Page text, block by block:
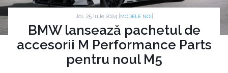
Joi, 25 Iulie 2024 | MODELE NOI
BMW lansează pachetul de
accesorii M Performance Parts
pentru noul M5